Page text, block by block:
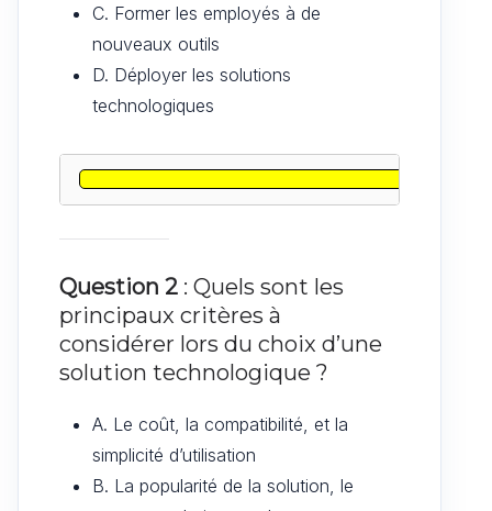
C. Former les employés à de
nouveaux outils
D. Déployer les solutions
technologiques
Question 2 : Quels sont les
principaux critères à
considérer lors du choix d’une
solution technologique ?
A. Le coût, la compatibilité, et la
simplicité d’utilisation
B. La popularité de la solution, le